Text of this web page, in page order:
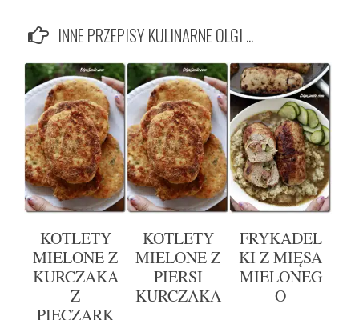
INNE PRZEPISY KULINARNE OLGI ...
KOTLETY
MIELONE Z
KURCZAKA
Z
PIECZARK
KOTLETY
MIELONE Z
PIERSI
KURCZAKA
FRYKADEL
KI Z MIĘSA
MIELONEG
O